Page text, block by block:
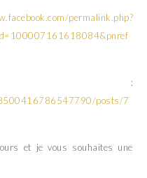
permalink.php?
:
posts/7
et je vous souhaites une